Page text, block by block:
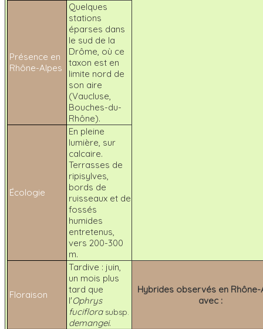
Présence en
Rhône-Alpes
Quelques
stations
éparses dans
le sud de la
Drôme, où ce
taxon est en
limite nord de
son aire
(Vaucluse,
Bouches-du-
Rhône).
Écologie
En pleine
lumière, sur
calcaire.
Terrasses de
ripisylves,
bords de
ruisseaux et de
fossés
humides
entretenus,
vers 200-300
m.
Floraison
Tardive : juin,
un mois plus
tard que
l'Ophrys
fuciflorasubsp.
demangei.
Hybrides observés en Rhône-
avec :